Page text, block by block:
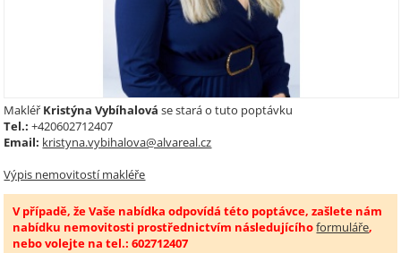
Makléř Kristýna Vybíhalová se stará o tuto poptávku
Tel.: +420602712407
Email: kristyna.vybihalova@alvareal.cz
Výpis nemovitostí makléře
V případě, že Vaše nabídka odpovídá této poptávce, zašlete nám
nabídku nemovitosti prostřednictvím následujícíhoformuláře,
nebo volejte na tel.: 602712407